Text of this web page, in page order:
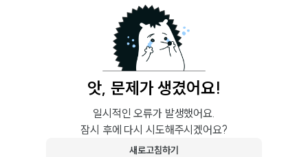
앗, 문제가 생겼어요!
일시적인 오류가 발생했어요.
잠시 후에 다시 시도해주시겠어요?
새로고침하기